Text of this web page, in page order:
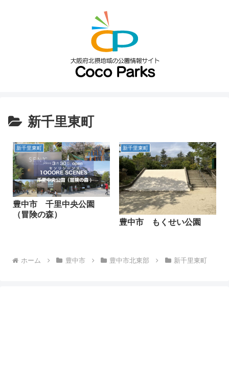
新千里東町
新千里東町
豊中市 千里中央公園
（冒険の森）
新千里東町
豊中市 もくせい公園
ホーム 豊中市 豊中市北東部 新千里東町